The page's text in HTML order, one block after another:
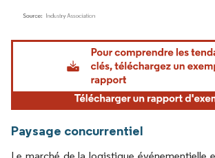
Image © Mordor Intelligence. La réutilisation nécessite
Paysage concurrentiel